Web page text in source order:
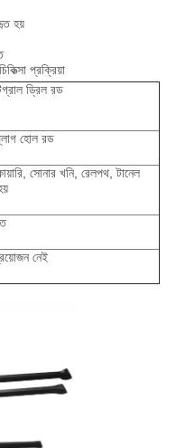
হয়
প্রক্রিয়া
ড্রিল রড
হোল রড
সোনার খনি, রেলপথ, টানেল
নেই